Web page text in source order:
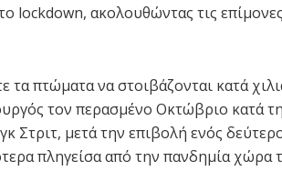
lockdown, ακολουθώντας τις επίμονες
τα πτώματα να στοιβάζονται κατά
τον περασμένο Οκτώβριο κατά
Στριτ, μετά την επιβολή ενός
πληγείσα από την πανδημία χώρα